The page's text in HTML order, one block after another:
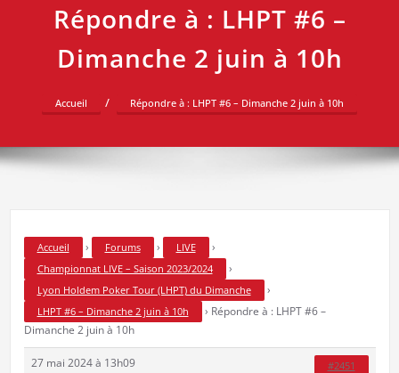
Répondre à : LHPT #6 –
Dimanche 2 juin à 10h
Accueil Répondre à : LHPT #6 – Dimanche 2 juin à 10h
Accueil › Forums › LIVE ›
Championnat LIVE – Saison 2023/2024 ›
Lyon Holdem Poker Tour (LHPT) du Dimanche ›
LHPT #6 – Dimanche 2 juin à 10h › Répondre à : LHPT #6 –
Dimanche 2 juin à 10h
27 mai 2024 à 13h09 #2451